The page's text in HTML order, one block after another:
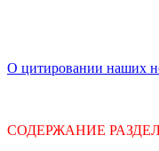
О цитировании наших
СОДЕРЖАНИЕ